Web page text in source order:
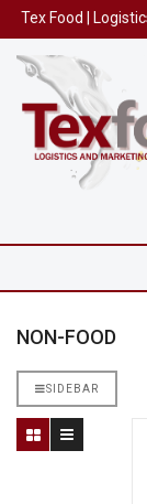
Tex Food |
NON-FOOD
SIDEBAR